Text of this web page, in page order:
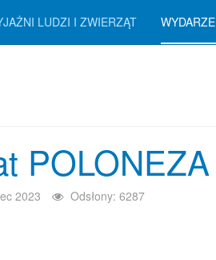
LUDZI I ZWIERZĄT
POLONEZA
2023 Odsłony: 6287